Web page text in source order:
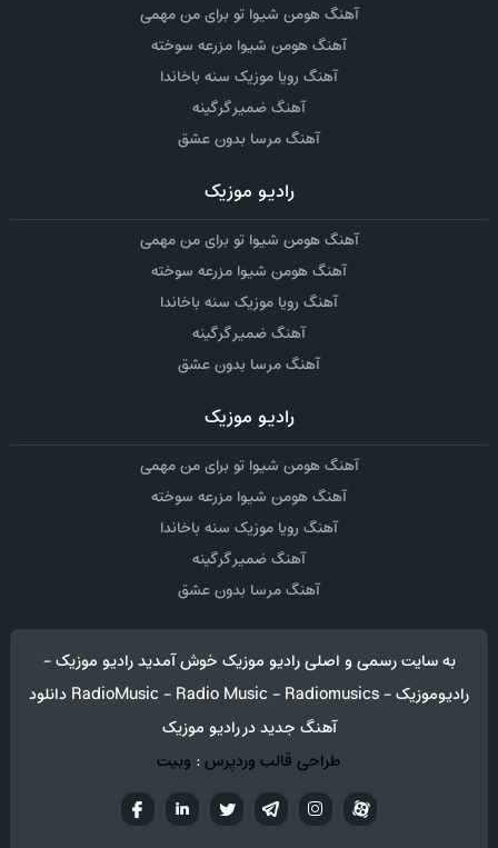
آهنگ هومن شیوا تو برای من مهمی
آهنگ هومن شیوا مزرعه سوخته
آهنگ رویا موزیک سنه باخاندا
آهنگ ضمیر گرگینه
آهنگ مرسا بدون عشق
رادیو موزیک
آهنگ هومن شیوا تو برای من مهمی
آهنگ هومن شیوا مزرعه سوخته
آهنگ رویا موزیک سنه باخاندا
آهنگ ضمیر گرگینه
آهنگ مرسا بدون عشق
رادیو موزیک
آهنگ هومن شیوا تو برای من مهمی
آهنگ هومن شیوا مزرعه سوخته
آهنگ رویا موزیک سنه باخاندا
آهنگ ضمیر گرگینه
آهنگ مرسا بدون عشق
به سایت رسمی و اصلی رادیو موزیک خوش آمدید رادیو موزیک -
رادیوموزیک - RadioMusic - Radio Music - Radiomusics دانلود
آهنگ جدید در رادیو موزیک
طراحی قالب وردپرس: وبیت
تويترتلگراماینستاگرام آپارات